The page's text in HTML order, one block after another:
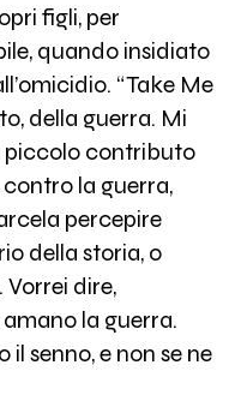
figli, per
quando insidiato
“Take Me
della guerra. Mi
piccolo contributo
la guerra,
percepire
della storia, o
dire,
la guerra.
il senno, e non se ne